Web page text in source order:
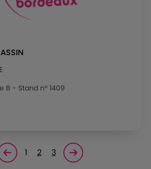
B - Stand n° 1409
Page précédente
1 2 3 Page suivante<